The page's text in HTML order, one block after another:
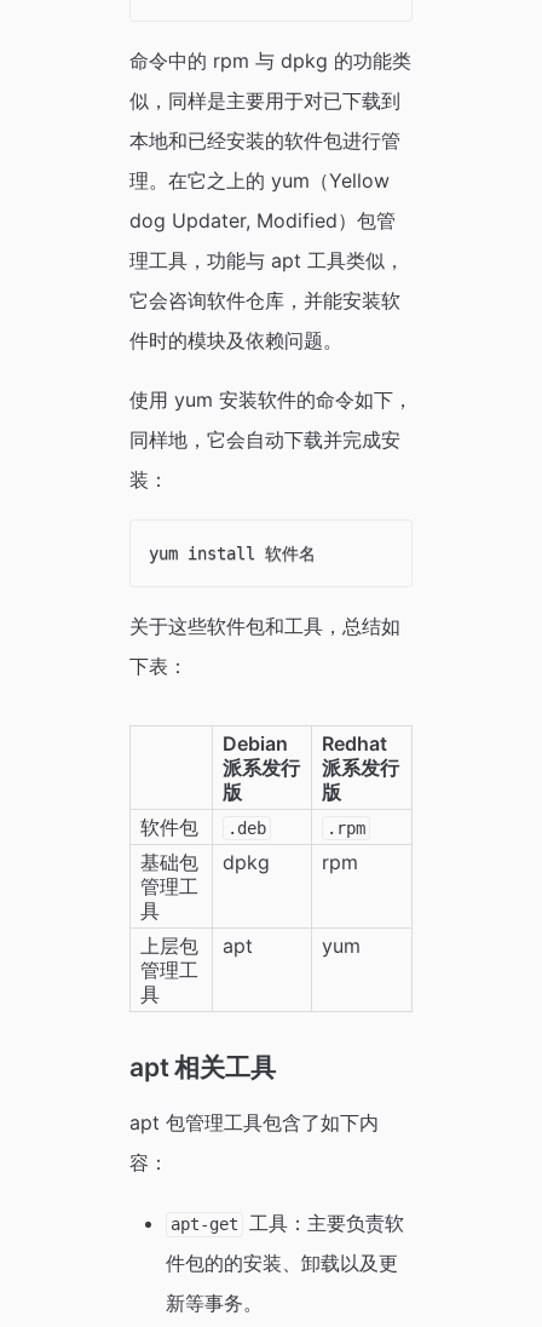
命令中的 rpm 与 dpkg 的功能类
似，同样是主要用于对已下载到
本地和已经安装的软件包进行管
理。在它之上的 yum（Yellow
dog Updater, Modified）包管
理工具，功能与 apt 工具类似，
它会咨询软件仓库，并能安装软
件时的模块及依赖问题。
使用 yum 安装软件的命令如下，
同样地，它会自动下载并完成安
装：
关于这些软件包和工具，总结如
下表：
Debian
派系发行
版
Redhat
派系发行
版
软件包
.deb .rpm
基础包
管理工
具
dpkg rpm
上层包
管理工
具
apt yum
apt 相关工具
apt 包管理工具包含了如下内
容：
apt-get
工具：主要负责软
件包的的安装、卸载以及更
新等事务。